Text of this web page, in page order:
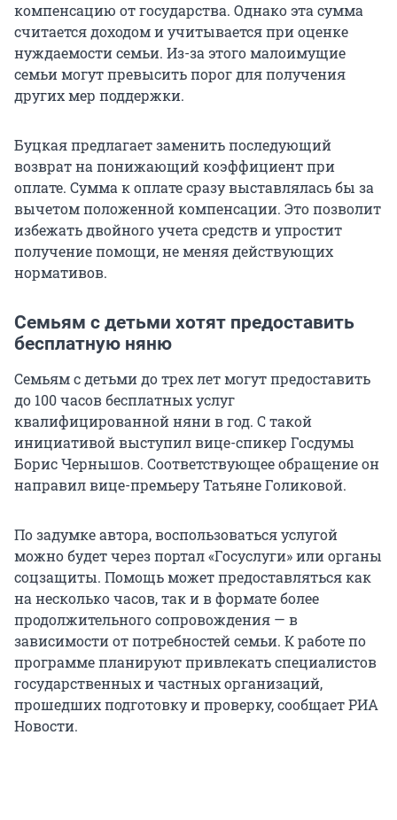
компенсацию от государства. Однако эта сумма
считается доходом и учитывается при оценке
нуждаемости семьи. Из-за этого малоимущие
семьи могут превысить порог для получения
других мер поддержки.
Буцкая предлагает заменить последующий
возврат на понижающий коэффициент при
оплате. Сумма к оплате сразу выставлялась бы за
вычетом положенной компенсации. Это позволит
избежать двойного учета средств и упростит
получение помощи, не меняя действующих
нормативов.
Семьям с детьми хотят предоставить
бесплатную няню
Семьям с детьми до трех лет могут предоставить
до 100часов бесплатных услуг
квалифицированной няни в год. С такой
инициативой выступил вице-спикер Госдумы
Борис Чернышов. Соответствующее обращение он
направил вице-премьеру Татьяне Голиковой.
По задумке автора, воспользоваться услугой
можно будет через портал «Госуслуги» или органы
соцзащиты. Помощь может предоставляться как
на несколько часов, так и в формате более
продолжительного сопровождения — в
зависимости от потребностей семьи. К работе по
программе планируют привлекать специалистов
государственных и частных организаций,
прошедших подготовку и проверку, сообщает РИА
Новости.